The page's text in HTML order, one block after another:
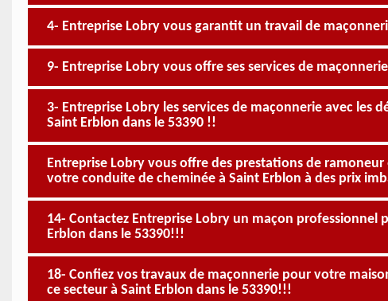
4- Entreprise Lobry vous garantit un travail de
9- Entreprise Lobry vous offre ses services de
3- Entreprise Lobry les services de maçonnerie avec les
Saint Erblon dans le 53390 !!
Entreprise Lobry vous offre des prestations de
votre conduite de cheminée à Saint Erblon à des prix
14- Contactez Entreprise Lobry un maçon professionnel
Erblon dans le 53390!!!
18- Confiez vos travaux de maçonnerie pour votre
ce secteur à Saint Erblon dans le 53390!!!